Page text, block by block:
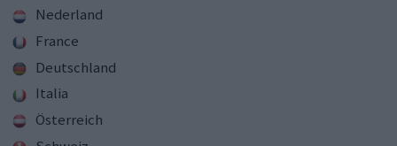
Nederland
France
Deutschland
Italia
Österreich